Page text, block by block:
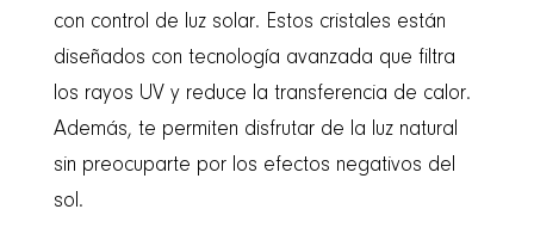
con control de luz solar. Estos cristales están
diseñados con tecnología avanzada que filtra
los rayos UV y reduce la transferencia de calor.
Además, te permiten disfrutar de la luz natural
sin preocuparte por los efectos negativos del
sol.